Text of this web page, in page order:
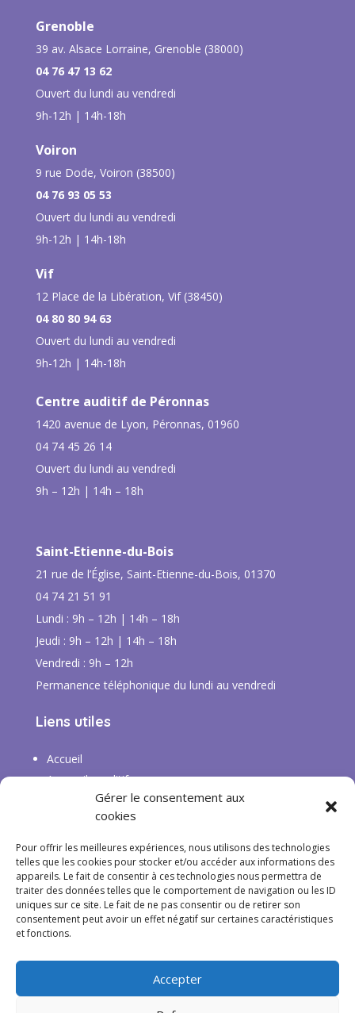
Gérer le consentement aux
cookies
Pour offrir les meilleures expériences, nous utilisons des technologies
telles que les cookies pour stocker et/ou accéder aux informations des
appareils. Le fait de consentir à ces technologies nous permettra de
traiter des données telles que le comportement de navigation ou les ID
uniques sur ce site. Le fait de ne pas consentir ou de retirer son
consentement peut avoir un effet négatif sur certaines caractéristiques
et fonctions.
Accepter
Grenoble
39 av. Alsace Lorraine, Grenoble (38000)
04 76 47 13 62
Ouvert du lundi au vendredi
9h-12h | 14h-18h
Voiron
9 rue Dode, Voiron (38500)
04 76 93 05 53
Ouvert du lundi au vendredi
9h-12h | 14h-18h
Vif
12 Place de la Libération, Vif (38450)
04 80 80 94 63
Ouvert du lundi au vendredi
9h-12h | 14h-18h
Centre auditif de Péronnas
1420 avenue de Lyon, Péronnas, 01960
04 74 45 26 14
Ouvert du lundi au vendredi
9h – 12h | 14h – 18h
Saint-Etienne-du-Bois
21 rue de l’Église, Saint-Etienne-du-Bois, 01370
04 74 21 51 91
Lundi : 9h – 12h | 14h – 18h
Jeudi : 9h – 12h | 14h – 18h
Vendredi : 9h – 12h
Permanence téléphonique du lundi au vendredi
Liens utiles
Accueil
Appareils auditifs
Actualités
FAQ
Tous droits réservés ©